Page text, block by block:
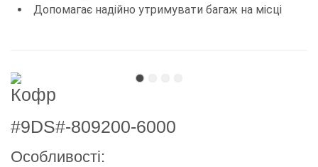
Допомагає надійно утримувати багаж на місці
Кофр
#9DS#-809200-6000
Особливості: